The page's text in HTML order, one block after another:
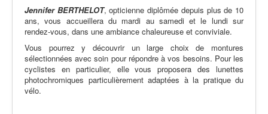
Jennifer BERTHELOT, opticienne diplômée depuis plus de 10
ans, vous accueillera du mardi au samedi et le lundi sur
rendez-vous, dans une ambiance chaleureuse et conviviale.
Vous pourrez y découvrir un large choix de montures
sélectionnées avec soin pour répondre à vos besoins. Pour les
cyclistes en particulier, elle vous proposera des lunettes
photochromiques particulièrement adaptées à la pratique du
vélo.